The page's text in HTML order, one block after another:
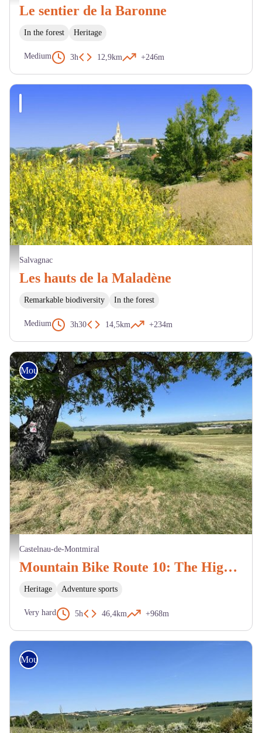
Le sentier de la Baronne
In the forest Heritage
Medium 3h 12,9km +246m
Paysage - OT LTO
Salvagnac
Les hauts de la Maladène
Remarkable biodiversity In the forest
Medium 3h30 14,5km +234m
Vue chemin autour de Cahuzac - BP
Mountain Bike
Castelnau-de-Montmiral
Mountain Bike Route 10: The Highs of Gaillac Noir
Heritage Adventure sports
Very hard 5h 46,4km +968m
Mountain Bike